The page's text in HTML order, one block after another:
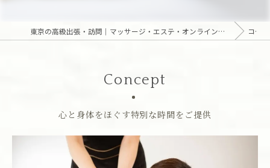
東京の高級出張・訪問｜マッサージ・エステ・オンライン心理カウンセリング｜六本木・麻布・赤坂・青山・白金・港区・東京23区｜アロマオイルとディープリンパで贅沢なひとときを「Camellia Tokyo（カメリア東京）」 コンセプト
心と身体をほぐす特別な時間をご提供
Concept